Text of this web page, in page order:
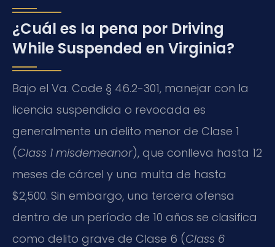
¿Cuál es la pena por Driving
While Suspended en Virginia?
Bajo el Va. Code § 46.2-301, manejar con la
licencia suspendida o revocada es
generalmente un delito menor de Clase 1
(Class 1 misdemeanor), que conlleva hasta 12
meses de cárcel y una multa de hasta
$2,500. Sin embargo, una tercera ofensa
dentro de un período de 10 años se clasifica
como delito grave de Clase 6 (Class 6